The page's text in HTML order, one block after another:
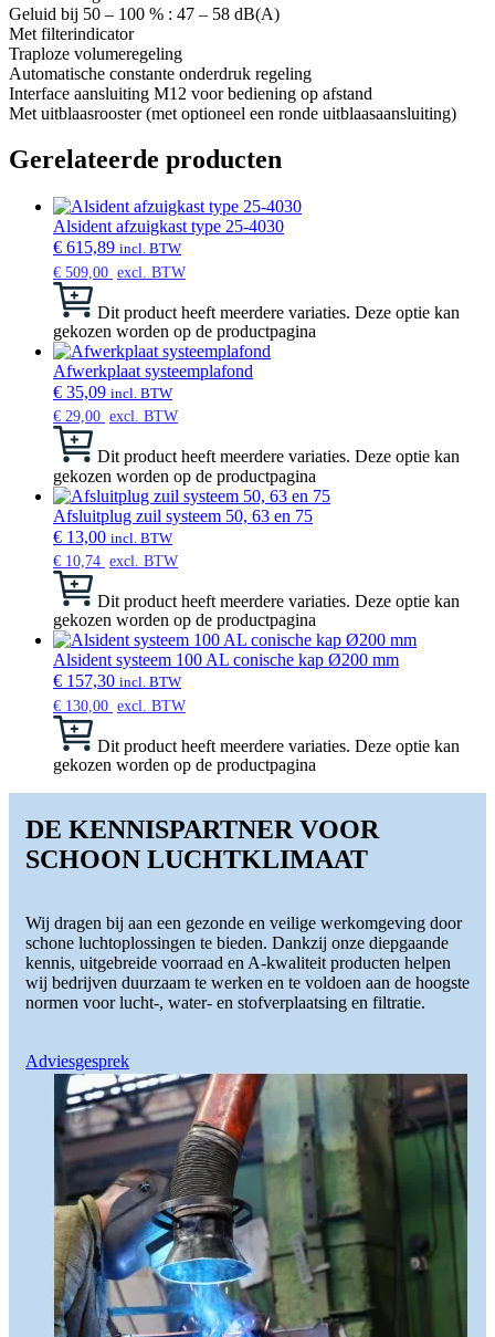
Geluid bij 50 – 100 % : 47 – 58 dB(A)
Met filterindicator
Traploze volumeregeling
Automatische constante onderdruk regeling
Interface aansluiting M12 voor bediening op afstand
Met uitblaasrooster (met optioneel een ronde uitblaasaansluiting)
Gerelateerde producten
Alsident afzuigkast type 25-4030
€ 615,89 incl. BTW
€ 509,00 excl. BTW
Dit product heeft meerdere variaties. Deze optie kan
gekozen worden op de productpagina
Afwerkplaat systeemplafond
€ 35,09 incl. BTW
€ 29,00 excl. BTW
Dit product heeft meerdere variaties. Deze optie kan
gekozen worden op de productpagina
Afsluitplug zuil systeem 50, 63 en 75
€ 13,00 incl. BTW
€ 10,74 excl. BTW
Dit product heeft meerdere variaties. Deze optie kan
gekozen worden op de productpagina
Alsident systeem 100 AL conische kap Ø200 mm
€ 157,30 incl. BTW
€ 130,00 excl. BTW
Dit product heeft meerdere variaties. Deze optie kan
gekozen worden op de productpagina
DE KENNISPARTNER VOOR
SCHOON LUCHTKLIMAAT
Wij dragen bij aan een gezonde en veilige werkomgeving door
schone luchtoplossingen te bieden. Dankzij onze diepgaande
kennis, uitgebreide voorraad en A-kwaliteit producten helpen
wij bedrijven duurzaam te werken en te voldoen aan de hoogste
normen voor lucht-, water- en stofverplaatsing en filtratie.
Adviesgesprek